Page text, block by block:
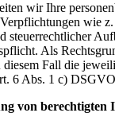
wir Ihre
wie
steuerrechtlicher
Als
Fall die
6 Abs. 1 c)
von berechtigten